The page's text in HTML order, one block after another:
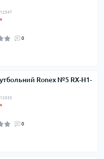
12547
0
Ronex №5 RX-H1-
12035
0